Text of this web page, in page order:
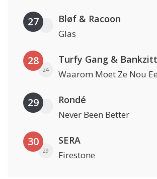
27 Bløf & Racoon
Glas
28
24
Turfy Gang &
Waarom Moet Ze Nou
29 Rondé
Never Been Better
30
29
SERA
Firestone